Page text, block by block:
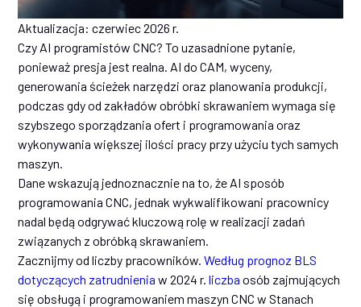
Aktualizacja: czerwiec 2026 r.
Czy AI programistów CNC? To uzasadnione pytanie,
ponieważ presja jest realna. AI do CAM, wyceny,
generowania ścieżek narzędzi oraz planowania produkcji,
podczas gdy od zakładów obróbki skrawaniem wymaga się
szybszego sporządzania ofert i programowania oraz
wykonywania większej ilości pracy przy użyciu tych samych
maszyn.
Dane wskazują jednoznacznie na to, że AI sposób
programowania CNC, jednak wykwalifikowani pracownicy
nadal będą odgrywać kluczową rolę w realizacji zadań
związanych z obróbką skrawaniem.
Zacznijmy od liczby pracowników.Według prognoz BLS
dotyczących zatrudnienia w 2024 r.liczba osób zajmujących
się obsługą i programowaniem maszyn CNC w Stanach